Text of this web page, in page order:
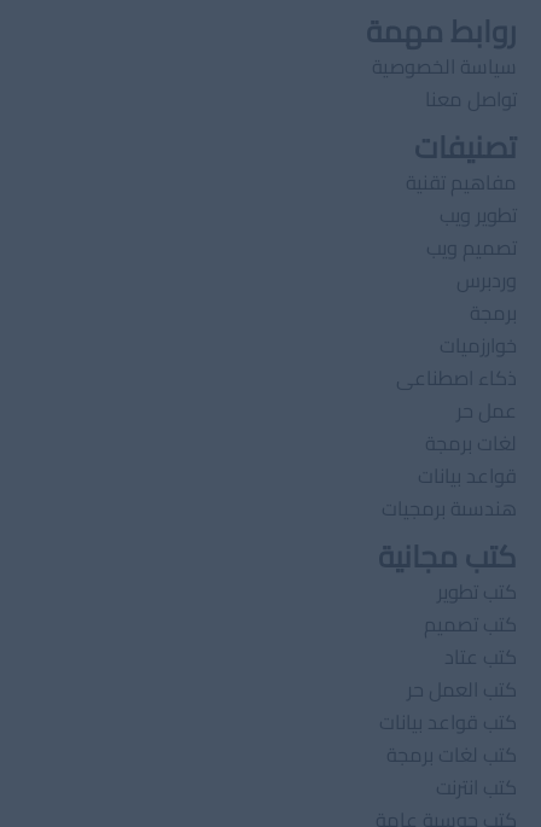
روابط مهمة
سياسة الخصوصية
تواصل معنا
تصنيفات
مفاهيم تقنية
تطوير ويب
تصميم ويب
وردبرس
برمجة
خوارزميات
ذكاء اصطناعى
عمل حر
لغات برمجة
قواعد بيانات
هندسىة برمجيات
كتب مجانية
كتب تطوير
كتب تصميم
كتب عتاد
كتب العمل حر
كتب قواعد بيانات
كتب لغات برمجة
كتب انترنت
كتب حوسبة عامة